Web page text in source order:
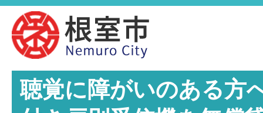
聴覚に障がいのある方